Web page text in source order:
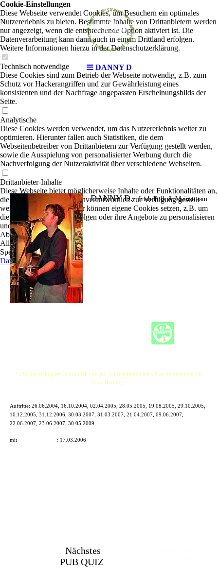
DANNY D
DANNY D.|Irish Folk & Mainstream
* Für die Richtigkeit, den Inhalt und die Vollständigkeit der Links übernehmen wir
keine Haftung *
Auftritte: 26.06.2004, 16.10.2004, 02.04.2005, 28.05.2005, 19.08.2005, 29.10.2005,
10.12.2005, 31.12.2006, 30.03.2007, 31.03.2007, 21.04.2007, 09.06.2007,
22.06.2007, 23.06.2007, 30.05.2009
mit : 17.03.2006
Nächstes
PUB QUIZ
Cookie-Einstellungen
Diese Webseite verwendet Cookies, um Besuchern ein optimales
Nutzererlebnis zu bieten. Bestimmte Inhalte von Drittanbietern werden
nur angezeigt, wenn die entsprechende Option aktiviert ist. Die
Datenverarbeitung kann dann auch in einem Drittland erfolgen.
Weitere Informationen hierzu in der Datenschutzerklärung.
Technisch notwendige
Diese Cookies sind zum Betrieb der Webseite notwendig, z.B. zum
Schutz vor Hackerangriffen und zur Gewährleistung eines
konsistenten und der Nachfrage angepassten Erscheinungsbilds der
Seite.
Analytische
Diese Cookies werden verwendet, um das Nutzererlebnis weiter zu
optimieren. Hierunter fallen auch Statistiken, die dem
Webseitenbetreiber von Drittanbietern zur Verfügung gestellt werden,
sowie die Ausspielung von personalisierter Werbung durch die
Nachverfolgung der Nutzeraktivität über verschiedene Webseiten.
Drittanbieter-Inhalte
Diese Webseite bietet möglicherweise Inhalte oder Funktionalitäten an,
die von Drittanbietern eigenverantwortlich zur Verfügung gestellt
werden. Diese Drittanbieter können eigene Cookies setzen, z.B. um
die Nutzeraktivität zu verfolgen oder ihre Angebote zu personalisieren
und zu optimieren.
Ablehnen
Alle akzeptieren
Speichern
Datenschutz